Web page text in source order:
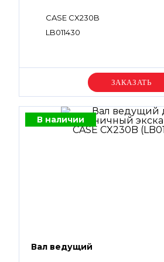
CASE CX230B
LB011430
Уточняйте цену
В наличии
Вал ведущий